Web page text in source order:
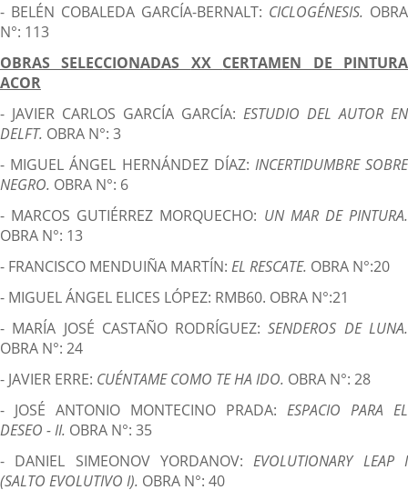
- BELÉN COBALEDA GARCÍA-BERNALT: CICLOGÉNESIS. OBRA
N°: 113
OBRAS SELECCIONADAS XX CERTAMEN DE PINTURA
ACOR
- JAVIER CARLOS GARCÍA GARCÍA: ESTUDIO DEL AUTOR EN
DELFT. OBRA N°: 3
- MIGUEL ÁNGEL HERNÁNDEZ DÍAZ: INCERTIDUMBRE SOBRE
NEGRO. OBRA N°: 6
- MARCOS GUTIÉRREZ MORQUECHO: UN MAR DE PINTURA.
OBRA N°: 13
- FRANCISCO MENDUIÑA MARTÍN: EL RESCATE. OBRA N°:20
- MIGUEL ÁNGEL ELICES LÓPEZ: RMB60. OBRA N°:21
- MARÍA JOSÉ CASTAÑO RODRÍGUEZ:SENDEROS DE LUNA.
OBRA N°: 24
- JAVIER ERRE: CUÉNTAME COMO TE HA IDO. OBRA N°: 28
- JOSÉ ANTONIO MONTECINO PRADA: ESPACIO PARA EL
DESEO - II. OBRA N°: 35
- DANIEL SIMEONOV YORDANOV:EVOLUTIONARY LEAP I
(SALTO EVOLUTIVO I). OBRA N°: 40